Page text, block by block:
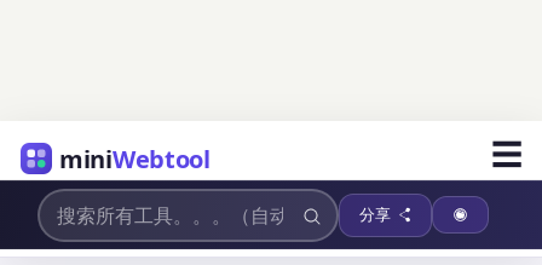
miniWebtool ☰
分享